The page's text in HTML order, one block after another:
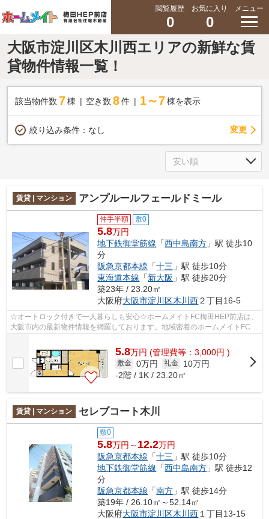
閲覧履歴
0
お気に入り
0
メニュー
大阪市淀川区木川西エリアの新鮮な賃
貸物件情報一覧！
該当物件数 7棟 空き数 8 件 1～7 棟を表示
絞り込み条件： なし 変更
賃貸 | マンション アンプルールフェールドミール
仲手半額 敷0
5.8万円
地下鉄御堂筋線 「西中島南方 」駅 徒歩10
分
阪急京都本線 「十三 」駅 徒歩10分
東海道本線 「新大阪 」駅 徒歩20分
築23年 / 23.20㎡
大阪府大阪市淀川区木川西２丁目16-5
☆オートロック付きで一人暮らしも安心☆ホームメイトFC梅田HEP前店は、
大阪市内の最新物件情報を網羅しております。地域密着のホームメイトFC梅
5.8万円 (管理費等：3,000円 )
敷金 0万円 礼金
10万円
-2階 / 1K / 23.20㎡
賃貸 | マンション セレブコート木川
敷0
5.8万円～ 12.2万円
阪急京都本線 「十三 」駅 徒歩10分
地下鉄御堂筋線 「西中島南方 」駅 徒歩12
分
阪急京都本線 「南方 」駅 徒歩14分
築19年 / 26.10㎡～52.14㎡
大阪府大阪市淀川区木川西 １丁目13-15